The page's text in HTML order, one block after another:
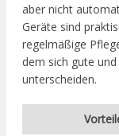
aber nicht
Geräte sind
regelmäßige
dem sich gute
unterscheiden.